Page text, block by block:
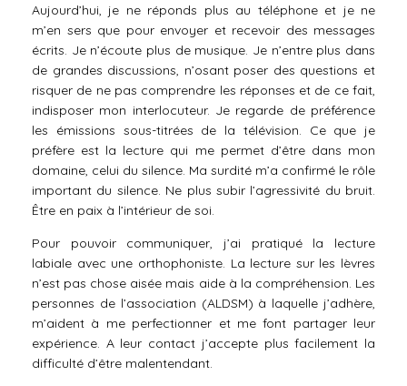
Aujourd’hui, je ne réponds plus au téléphone et je ne
m’en sers que pour envoyer et recevoir des messages
écrits. Je n’écoute plus de musique. Je n’entre plus dans
de grandes discussions, n’osant poser des questions et
risquer de ne pas comprendre les réponses et de ce fait,
indisposer mon interlocuteur. Je regarde de préférence
les émissions sous-titrées de la télévision. Ce que je
préfère est la lecture qui me permet d’être dans mon
domaine, celui du silence. Ma surdité m’a confirmé le rôle
important du silence. Ne plus subir l’agressivité du bruit.
Être en paix à l’intérieur de soi.
Pour pouvoir communiquer, j’ai pratiqué la lecture
labiale avec une orthophoniste. La lecture sur les lèvres
n’est pas chose aisée mais aide à la compréhension. Les
personnes de l’association (ALDSM) à laquelle j’adhère,
m’aident à me perfectionner et me font partager leur
expérience. A leur contact j’accepte plus facilement la
difficulté d’être malentendant.